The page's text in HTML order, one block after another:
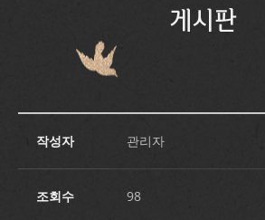
게시판
작성자 관리자
조회수 98